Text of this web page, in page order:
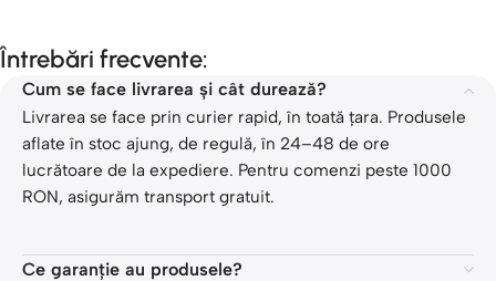
Întrebări frecvente:
Cum se face livrarea și cât durează?
Livrarea se face prin curier rapid, în toată țara. Produsele
aflate în stoc ajung, de regulă, în 24–48 de ore
lucrătoare de la expediere. Pentru comenzi peste 1000
RON, asigurăm transport gratuit.
Ce garanție au produsele?